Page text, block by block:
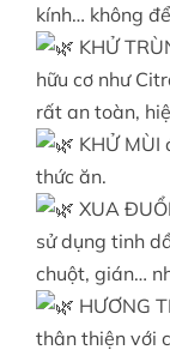
kính… không
KHỬ
hữu cơ như
rất an toàn,
KHỬ MÙI
thức ăn.
XUA
sử dụng tinh
chuột, gián…
HƯƠNG
thân thiện với